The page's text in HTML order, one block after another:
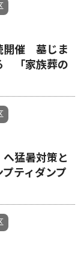
開催 墓じま
「家族葬の
猛暑対策と
ティダンプ